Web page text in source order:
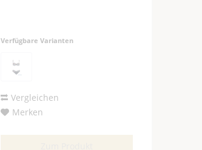
Verfügbare Varianten
Vergleichen
Merken